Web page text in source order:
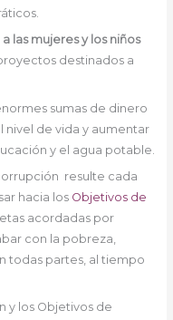
las mujeres y los niños
destinados a
sumas de dinero
nivel de vida y aumentar
y el agua potable.
resulte cada
hacia los Objetivos de
acordadas por
con la pobreza,
todas partes, al tiempo
y los Objetivos de